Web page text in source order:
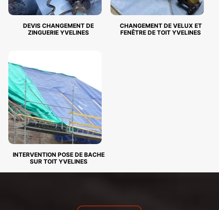
DEVIS CHANGEMENT DE
ZINGUERIE YVELINES
CHANGEMENT DE VELUX ET
FENÊTRE DE TOIT YVELINES
INTERVENTION POSE DE BACHE
SUR TOIT YVELINES